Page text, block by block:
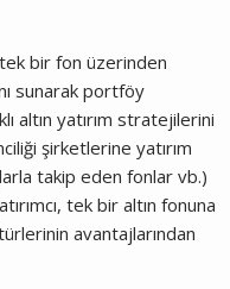
tek bir fon üzerinden
sunarak portföy
altın yatırım stratejilerini
şirketlerine yatırım
takip eden fonlar vb.)
tek bir altın fonuna
avantajlarından